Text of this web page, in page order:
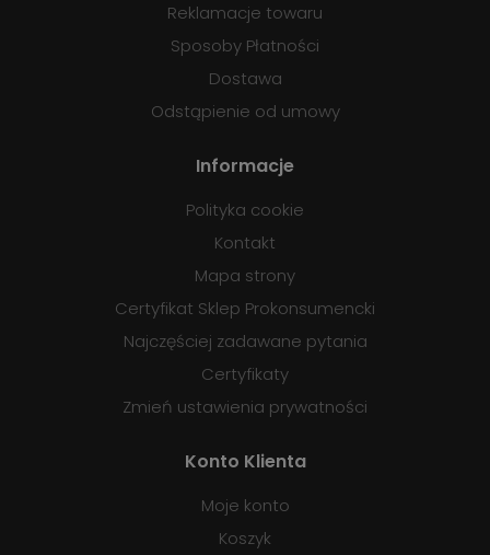
Reklamacje towaru
Sposoby Płatności
Dostawa
Odstąpienie od umowy
Informacje
Polityka cookie
Kontakt
Mapa strony
Certyfikat Sklep Prokonsumencki
Najczęściej zadawane pytania
Certyfikaty
Zmień ustawienia prywatności
Konto Klienta
Moje konto
Koszyk